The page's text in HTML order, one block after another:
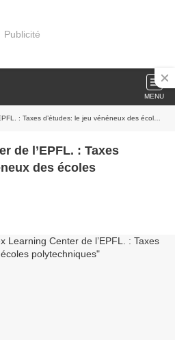
Publicité
MENU
d’études: le jeu vénéneux des écoles polytechniques
de l’EPFL. : Taxes
des écoles